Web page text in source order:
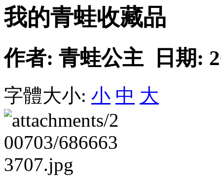
我的青蛙收藏品
作者: 青蛙公主 日期:
字體大小: 小 中 大